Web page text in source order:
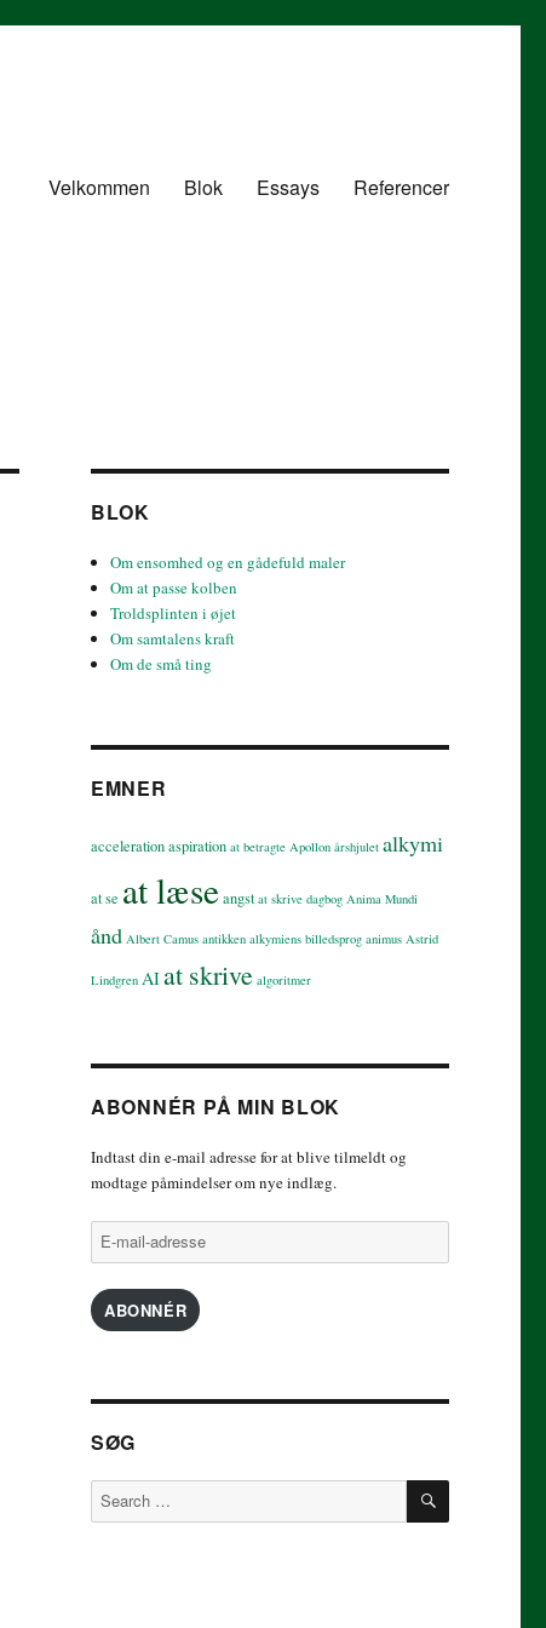
Velkommen Blok Essays Referencer
BLOK
Om ensomhed og en gådefuld maler
Om at passe kolben
Troldsplinten i øjet
Om samtalens kraft
Om de små ting
EMNER
accelerationaspiration at betragte Apollon årshjulet alkymi
at se at læseangst at skrive dagbog Anima Mundi
ånd Albert Camus antikken alkymiens billedsprog animus Astrid
Lindgren AIat skrive algoritmer
ABONNÉR PÅ MIN BLOK
Indtast din e-mail adresse for at blive tilmeldt og
modtage påmindelser om nye indlæg.
E-
mail-
ABONNÉR
SØG
Search
for:
SEARCH